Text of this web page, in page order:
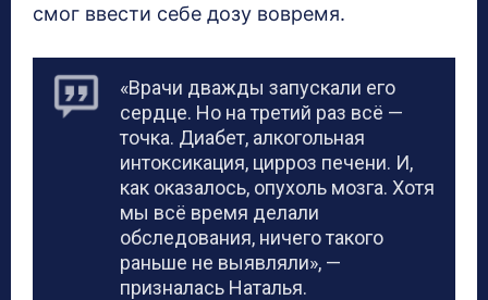
смог ввести себе дозу вовремя.
«Врачи дважды запускали его
сердце. Но на третий раз всё —
точка. Диабет, алкогольная
интоксикация, цирроз печени. И,
как оказалось, опухоль мозга. Хотя
мы всё время делали
обследования, ничего такого
раньше не выявляли», —
призналась Наталья.